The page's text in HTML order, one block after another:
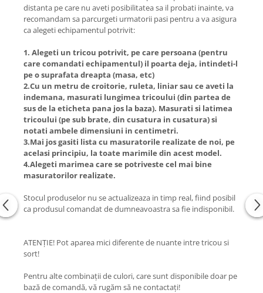
distanta pe care nu aveti posibilitatea sa il probati inainte, va
recomandam sa parcurgeti urmatorii pasi pentru a va asigura
ca alegeti echipamentul potrivit:
1. Alegeti un tricou potrivit, pe care persoana (pentru
care comandati echipamentul) il poarta deja, intindeti-l
pe o suprafata dreapta (masa, etc)
2.Cu un metru de croitorie, ruleta, liniar sau ce aveti la
indemana, masurati lungimea tricoului (din partea de
sus de la eticheta pana jos la baza). Masurati si latimea
tricoului (pe sub brate, din cusatura in cusatura) si
notati ambele dimensiuni in centimetri.
3.Mai jos gasiti lista cu masuratorile realizate de noi, pe
acelasi principiu, la toate marimile din acest model.
4.Alegeti marimea care se potriveste cel mai bine
masuratorilor realizate.
Stocul produselor nu se actualizeaza in timp real, fiind posibil
ca produsul comandat de dumneavoastra sa fie indisponibil.
ATENȚIE! Pot aparea mici diferente de nuante intre tricou si
sort!
Pentru alte combinații de culori, care sunt disponibile doar pe
bază de comandă, vă rugăm să ne contactați!